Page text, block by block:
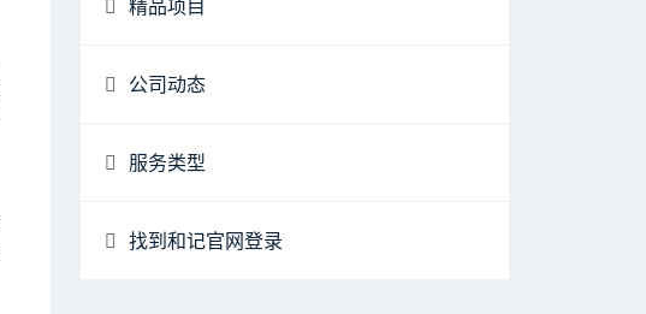
精品项目
公司动态
服务类型
找到和记官网登录